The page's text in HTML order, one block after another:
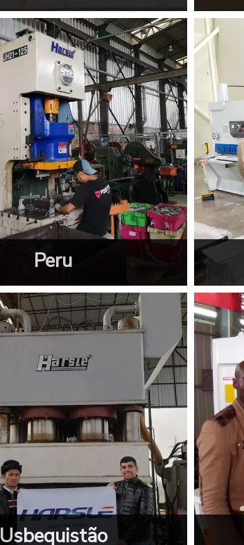
Peru
Usbequistão